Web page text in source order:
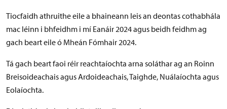
Tiocfaidh athruithe eile a bhaineann leis an deontas cothabhála
mac léinn i bhfeidhm i mí Eanáir 2024 agus beidh feidhm ag
gach beart eile ó Mheán Fómhair 2024.
Tá gach beart faoi réir reachtaíochta arna soláthar ag an Roinn
Breisoideachais agus Ardoideachais, Taighde, Nuálaíochta agus
Eolaíochta.